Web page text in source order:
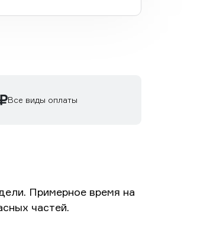
Все виды оплаты
Примерное время на
частей.